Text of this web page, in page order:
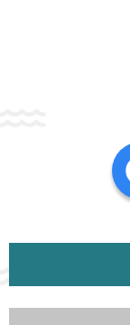
настроение.
отеле
номеров
Copyright
www.giata.com
Питание
Можно выбрать
Адрес:Localita